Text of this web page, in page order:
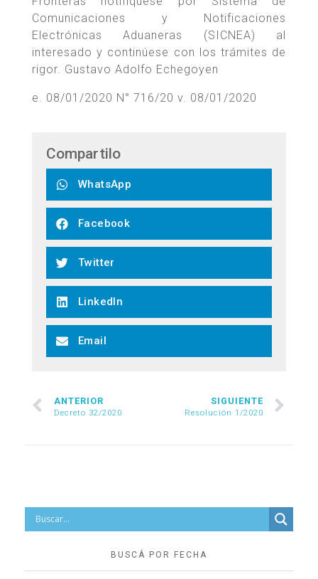
Comunicaciones y Notificaciones
Electrónicas Aduaneras (SICNEA) al
interesado y continúese con los trámites de
rigor. Gustavo Adolfo Echegoyen
e. 08/01/2020 N° 716/20 v. 08/01/2020
Compartilo
WhatsApp
Facebook
Twitter
LinkedIn
Email
ANTERIOR
Decreto 32/2020
SIGUIENTE
Resolución 1/2020
BUSCÁ POR FECHA